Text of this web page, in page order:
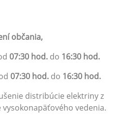
občania,
07:30 hod. do 16:30 hod.
07:30 hod. do 16:30 hod.
distribúcie elektriny z
vedenia.